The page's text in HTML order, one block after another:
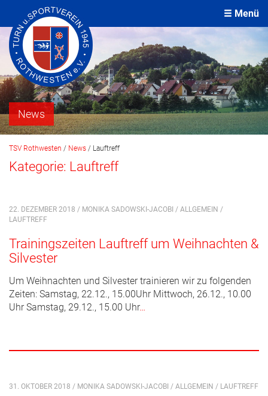
Menü
News
TSV Rothwesten / News / Lauftreff
Kategorie: Lauftreff
22. DEZEMBER 2018 / MONIKA SADOWSKI-JACOBI / ALLGEMEIN /
LAUFTREFF
Trainingszeiten Lauftreff um Weihnachten &
Silvester
Um Weihnachten und Silvester trainieren wir zu folgenden
Zeiten: Samstag, 22.12., 15.00Uhr Mittwoch, 26.12., 10.00
Uhr Samstag, 29.12., 15.00 Uhr…
31. OKTOBER 2018 / MONIKA SADOWSKI-JACOBI / ALLGEMEIN / LAUFTREFF